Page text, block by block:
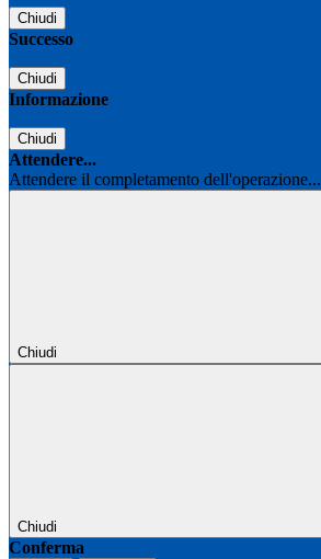
Chiudi
Successo
Chiudi
Informazione
Chiudi
Attendere...
Attendere il completamento dell'operazione...
Chiudi
Chiudi
Conferma